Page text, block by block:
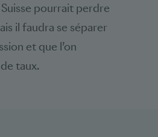
pourrait perdre
il faudra se séparer
et que l’on
taux.